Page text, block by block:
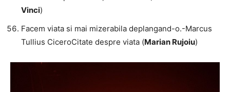
Vinci)
Facem viata si mai mizerabila deplangand-o.-Marcus
Tullius CiceroCitate despre viata (Marian Rujoiu)